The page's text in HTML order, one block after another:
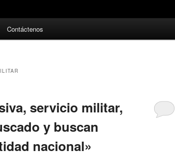
Contáctenos
servicio militar,
y buscan
nacional»